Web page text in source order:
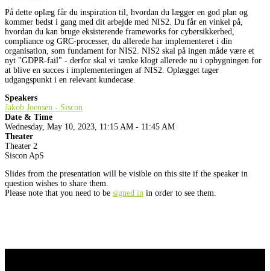
På dette oplæg får du inspiration til, hvordan du lægger en god plan og
kommer bedst i gang med dit arbejde med NIS2. Du får en vinkel på,
hvordan du kan bruge eksisterende frameworks for cybersikkerhed,
compliance og GRC-processer, du allerede har implementeret i din
organisation, som fundament for NIS2. NIS2 skal på ingen måde være et
nyt "GDPR-fail" - derfor skal vi tænke klogt allerede nu i opbygningen for
at blive en succes i implementeringen af NIS2. Oplægget tager
udgangspunkt i en relevant kundecase.
Speakers
Jakob Joensen - Siscon
Date & Time
Wednesday, May 10, 2023, 11:15 AM - 11:45 AM
Theater
Theater 2
Siscon ApS
Slides from the presentation will be visible on this site if the speaker in
question wishes to share them.
Please note that you need to be signed in in order to see them.